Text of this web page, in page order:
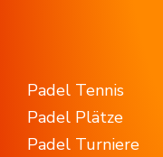
Padel Tennis
Padel Plätze
Padel Turniere